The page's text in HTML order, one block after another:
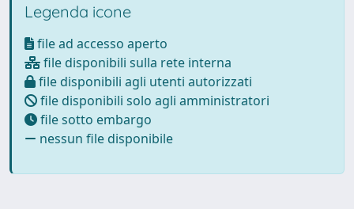
Legenda icone
file ad accesso aperto
file disponibili sulla rete interna
file disponibili agli utenti autorizzati
file disponibili solo agli amministratori
file sotto embargo
nessun file disponibile